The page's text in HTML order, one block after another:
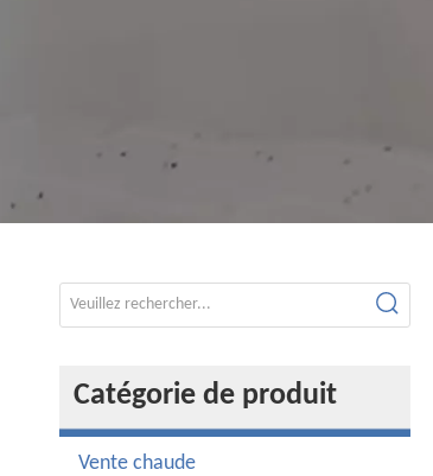
Catégorie de produit
Vente chaude